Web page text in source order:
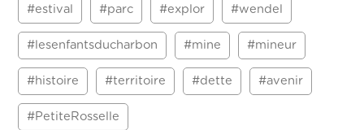
#estival #parc #explor #wendel
#lesenfantsducharbon #mine #mineur
#histoire #territoire #dette #avenir
#PetiteRosselle